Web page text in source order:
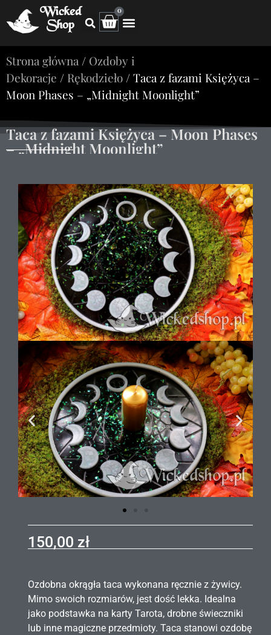
Wicked
Shop
0
Strona główna / Ozdoby i
Dekoracje / Rękodzieło / Taca z fazami Księżyca –
Moon Phases – „Midnight Moonlight”
Taca z fazami Księżyca – Moon Phases
– „Midnight Moonlight”
150,00 zł
Ozdobna okrągła taca wykonana ręcznie z żywicy.
Mimo swoich rozmiarów, jest dość lekka. Idealna
jako podstawka na karty Tarota, drobne świeczniki
lub inne magiczne przedmioty. Taca stanowi ozdobę